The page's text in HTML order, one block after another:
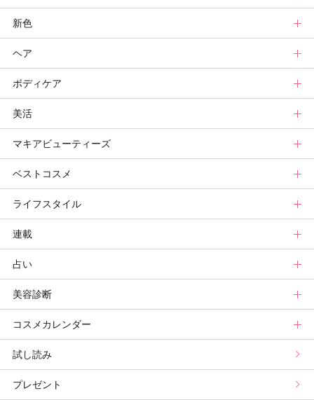
ニュース
スキンケアまとめ
スキンケア診断
メイクトップ
ニュース
メイクまとめ
ベースメイクカタログ
メイク診断
新色
新色トップ
クリスマスコフレ
秋新色
新色コスメスウォッチ
ビューティ速報
ヘア
ヘアトップ
ニュース
ヘアカタログ
ヘアまとめ
ヘア診断
ボディケア
ボディケアトップ
ニュース
ボディケアまとめ
ボディケア診断
美活
美活トップ
美活グランプリ
ヘルスケア・ダイエット
マキアビューティーズ
マキアビューティーズトップ
TOPビューティーズ一覧
ビューティーズ一覧
記事ランキング
メンバーランキング
ベストコスメ
ベストコスメトップ
ベストコスメ
読者ベスコス
プチプラコスメグランプリ
ブライトニング・UVグランプリ
プリュスベスコス
ライフスタイル
ライフスタイルトップ
ニュース
ライフスタイルまとめ
ライフスタイル診断
連載
連載トップ
マキアエディターズのオッス！推しコス
小林ひろ美のキレイはかけ算
小田ユイコのマニアックビューティREPORT
野毛まゆりの実況野毛Channel
占い
占いトップ
Keikoの月星座占い
三島キアリーの12星座別 恋愛運&美容運
動物キャラナビ占い
美容診断
美容診断トップ
パーソナルカラー診断
顔タイプ髪型診断
コスメカレンダー
コスメカレンダートップ
検索
試し読み
プレゼント